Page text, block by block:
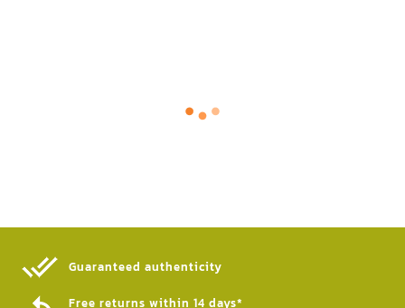
Guaranteed authenticity​
Free returns within 14 days*